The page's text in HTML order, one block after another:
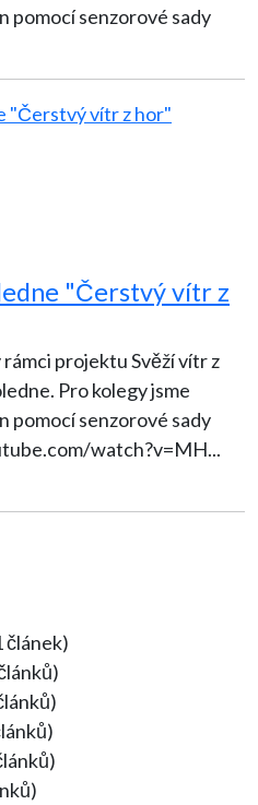
pomocí senzorové sady
"Čerstvý vítr z
projektu Svěží vítr z
jsme
pomocí senzorové sady
watch?v=MH...
článek)